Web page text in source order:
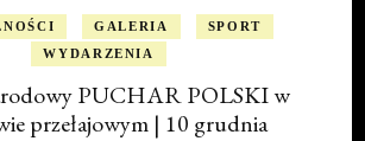
GALERIA
SPORT
WYDARZENIA
PUCHAR POLSKI w
przełajowym | 10 grudnia